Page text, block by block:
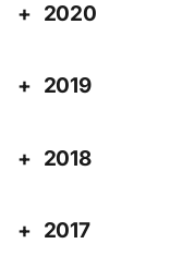
2020
2019
2018
2017